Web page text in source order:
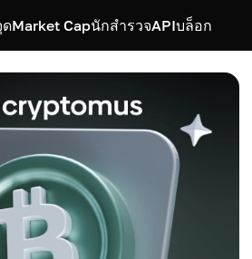
ดMarket CapนักสำรวจAPIบล็อก